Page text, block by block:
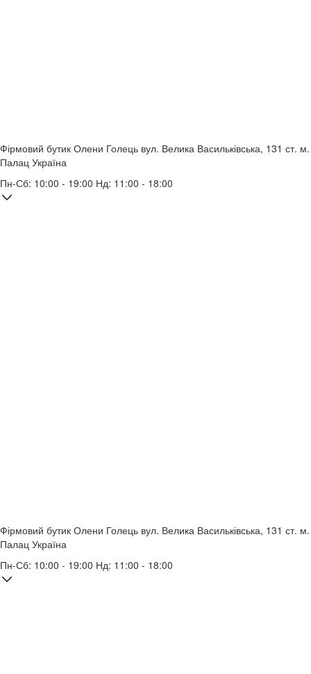
Фірмовий бутик Олени Голець вул. Велика Васильківська, 131 ст. м.
Палац Україна
Пн-Сб: 10:00 - 19:00 Нд: 11:00 - 18:00
Фірмовий бутик Олени Голець вул. Велика Васильківська, 131 ст. м.
Палац Україна
Пн-Сб: 10:00 - 19:00 Нд: 11:00 - 18:00